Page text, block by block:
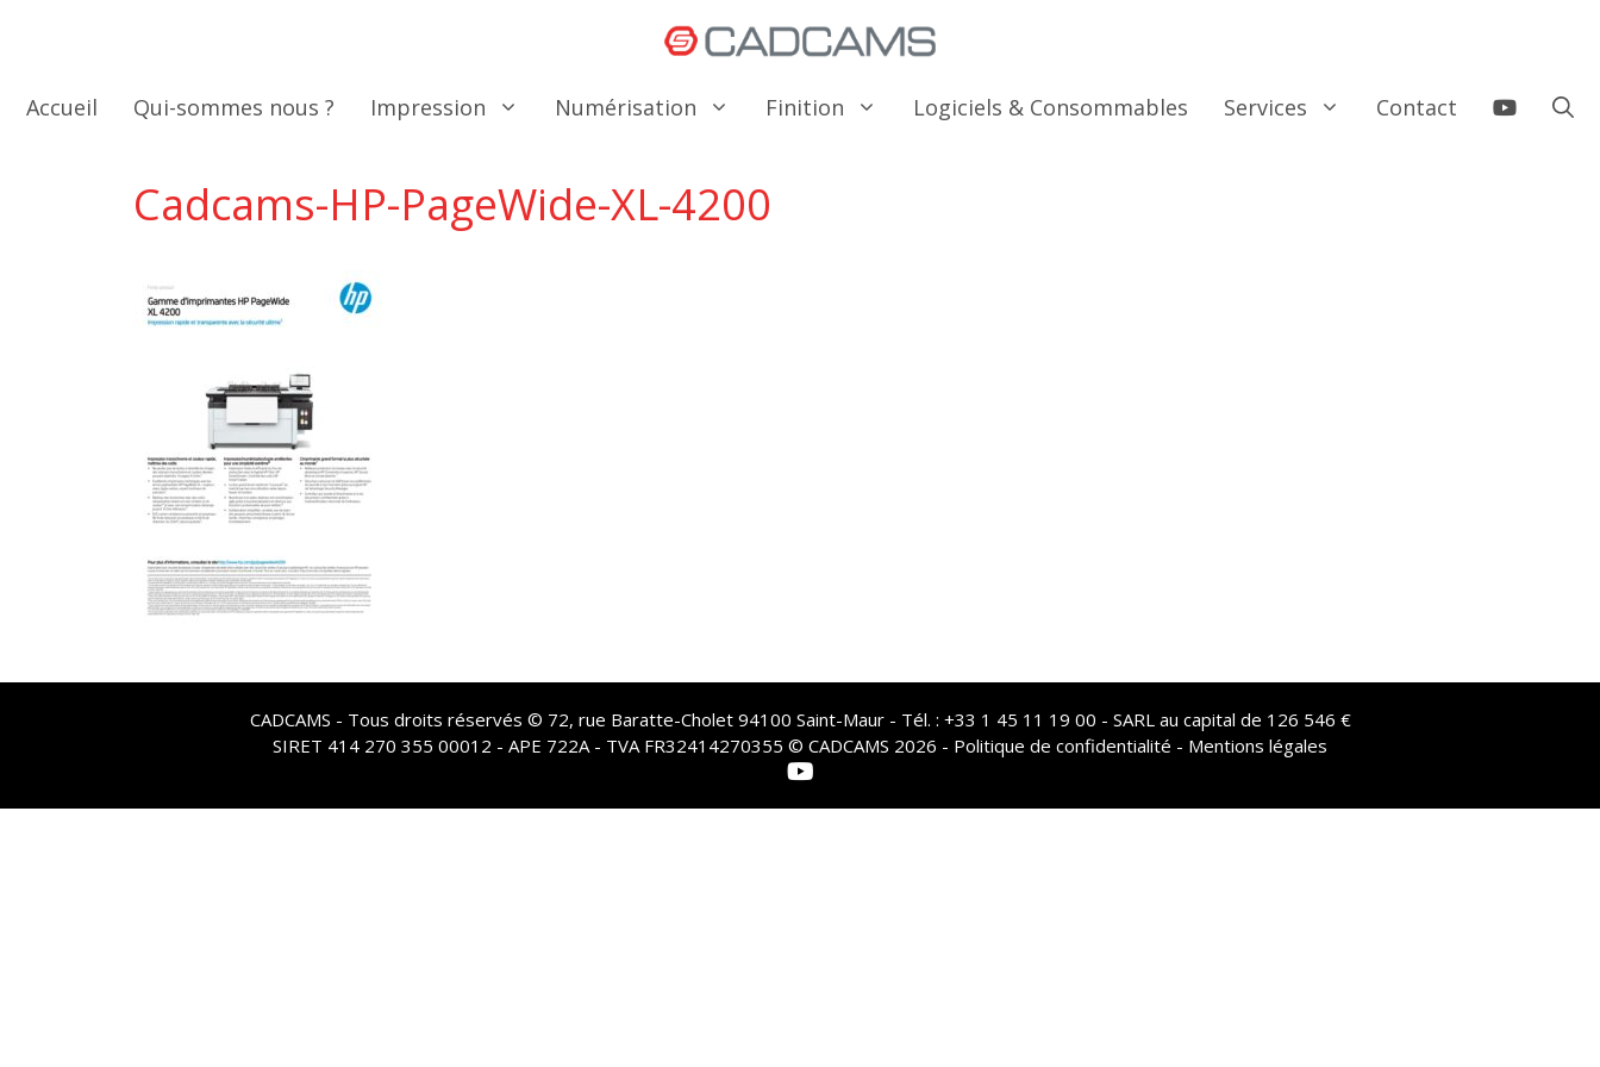
Accueil Qui-sommes nous ? Impression Numérisation Finition Logiciels & Consommables Services Contact
Cadcams-HP-PageWide-XL-4200
CADCAMS - Tous droits réservés © 72, rue Baratte-Cholet 94100 Saint-Maur - Tél. : +33 1 45 11 19 00 - SARL au capital de 126 546 €
SIRET 414 270 355 00012 - APE 722A - TVA FR32414270355 © CADCAMS 2026 - Politique de confidentialité - Mentions légales